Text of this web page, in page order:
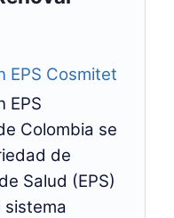
EPS Cosmitet
EPS
Colombia se
de
Salud (EPS)
sistema